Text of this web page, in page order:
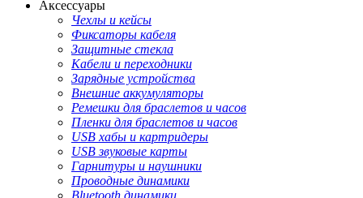
Аксессуары
Чехлы и кейсы
Фиксаторы кабеля
Защитные стекла
Кабели и переходники
Зарядные устройства
Внешние аккумуляторы
Ремешки для браслетов и часов
Пленки для браслетов и часов
USB хабы и картридеры
USB звуковые карты
Гарнитуры и наушники
Проводные динамики